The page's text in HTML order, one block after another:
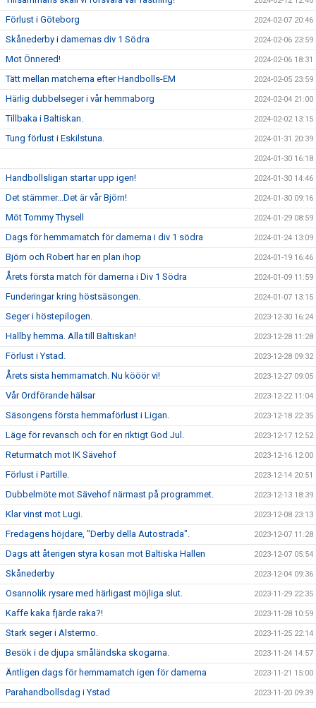
Förlust i Göteborg 2024-02-07 20:46
Skånederby i damernas div 1 Södra 2024-02-06 23:59
Mot Önnered! 2024-02-06 18:31
Tätt mellan matcherna efter Handbolls-EM 2024-02-05 23:59
Härlig dubbelseger i vår hemmaborg 2024-02-04 21:00
Tillbaka i Baltiskan. 2024-02-02 13:15
Tung förlust i Eskilstuna. 2024-01-31 20:39
2024-01-30 16:18
Handbollsligan startar upp igen! 2024-01-30 14:46
Det stämmer...Det är vår Björn! 2024-01-30 09:16
Möt Tommy Thysell 2024-01-29 08:59
Dags för hemmamatch för damerna i div 1 södra 2024-01-24 13:09
Björn och Robert har en plan ihop 2024-01-19 16:46
Årets första match för damerna i Div 1 Södra 2024-01-09 11:59
Funderingar kring höstsäsongen. 2024-01-07 13:15
Seger i höstepilogen. 2023-12-30 16:24
Hallby hemma. Alla till Baltiskan! 2023-12-28 11:28
Förlust i Ystad. 2023-12-28 09:32
Årets sista hemmamatch. Nu kööör vi! 2023-12-27 09:05
Vår Ordförande hälsar 2023-12-22 11:04
Säsongens första hemmaförlust i Ligan. 2023-12-18 22:35
Läge för revansch och för en riktigt God Jul. 2023-12-17 12:52
Returmatch mot IK Sävehof 2023-12-16 12:00
Förlust i Partille. 2023-12-14 20:51
Dubbelmöte mot Sävehof närmast på programmet. 2023-12-13 18:39
Klar vinst mot Lugi. 2023-12-08 23:13
Fredagens höjdare, "Derby della Autostrada". 2023-12-07 11:28
Dags att återigen styra kosan mot Baltiska Hallen 2023-12-07 05:54
Skånederby 2023-12-04 09:36
Osannolik rysare med härligast möjliga slut. 2023-11-29 22:35
Kaffe kaka fjärde raka?! 2023-11-28 10:59
Stark seger i Alstermo. 2023-11-25 22:14
Besök i de djupa småländska skogarna. 2023-11-24 14:57
Äntligen dags för hemmamatch igen för damerna 2023-11-21 15:00
Parahandbollsdag i Ystad 2023-11-20 09:39